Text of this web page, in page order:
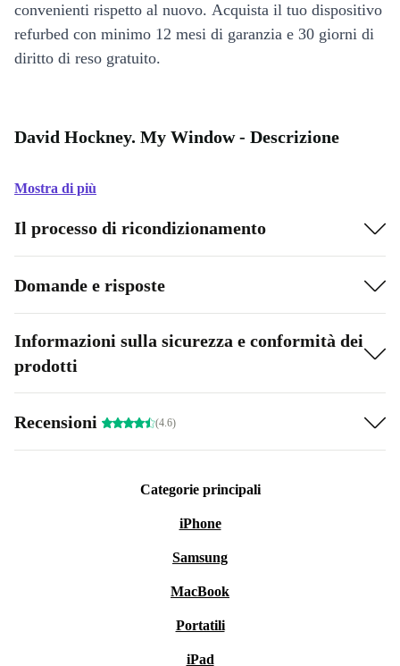
convenienti rispetto al nuovo. Acquista il tuo dispositivo
refurbed con minimo 12 mesi di garanzia e 30 giorni di
diritto di reso gratuito.
David Hockney. My Window - Descrizione
Mostra di più
Il processo di ricondizionamento
Domande e risposte
Informazioni sulla sicurezza e conformità dei
prodotti
Recensioni (4.6)
Categorie principali
iPhone
Samsung
MacBook
Portatili
iPad